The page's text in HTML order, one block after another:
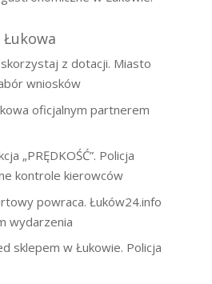
z dotacji. Miasto
wniosków
oficjalnym partnerem
„PRĘDKOŚĆ”. Policja
kontrole kierowców
powraca. Łuków24.info
wydarzenia
sklepem w Łukowie. Policja